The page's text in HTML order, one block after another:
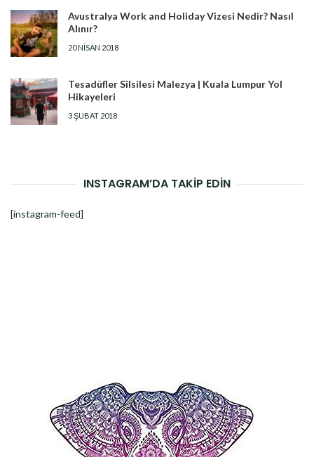
Avustralya Work and Holiday Vizesi Nedir? Nasıl
Alınır?
20 NISAN 2018
Tesadüfler Silsilesi Malezya | Kuala Lumpur Yol
Hikayeleri
3 ŞUBAT 2018
INSTAGRAM’DA TAKİP EDİN
[instagram-feed]